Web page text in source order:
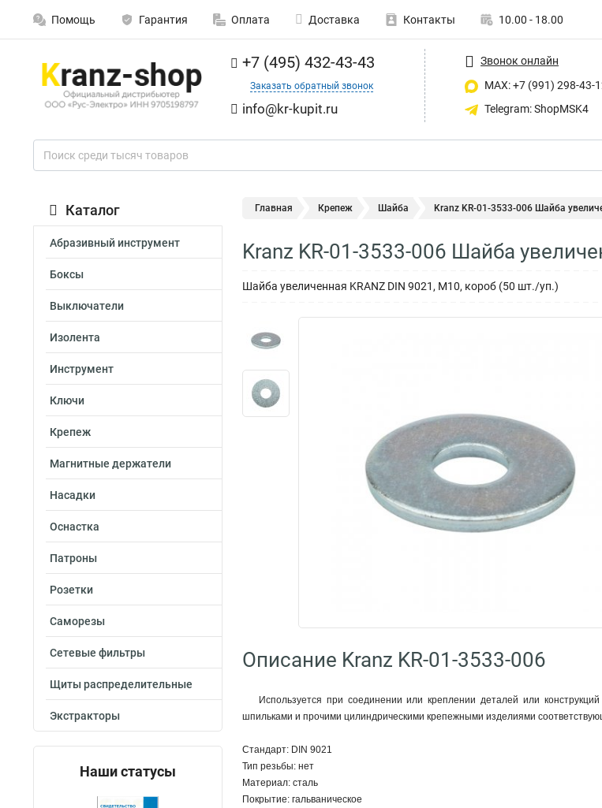
Помощь Гарантия Оплата Доставка Контакты 10.00 - 18.00
+7 (495) 432-43-43
Заказать обратный звонок
info@kr-kupit.ru
Звонок онлайн
MAX: +7 (991) 298-43-
Telegram: ShopMSK4
Каталог
Абразивный инструмент
Боксы
Выключатели
Изолента
Инструмент
Ключи
Крепеж
Магнитные держатели
Насадки
Оснастка
Патроны
Розетки
Саморезы
Сетевые фильтры
Щиты распределительные
Экстракторы
Наши статусы
Главная Крепеж Шайба Kranz KR-01-3533-006 Шайба
Kranz KR-01-3533-006 Шайба
Шайба увеличенная KRANZ DIN 9021, M10, короб (50 шт./уп.)
Описание Kranz KR-01-3533-006
Используется при соединении или креплении деталей или
шпильками и прочими цилиндрическими крепежными изделиями
Стандарт: DIN 9021
Тип резьбы: нет
Материал: сталь
Покрытие: гальваническое